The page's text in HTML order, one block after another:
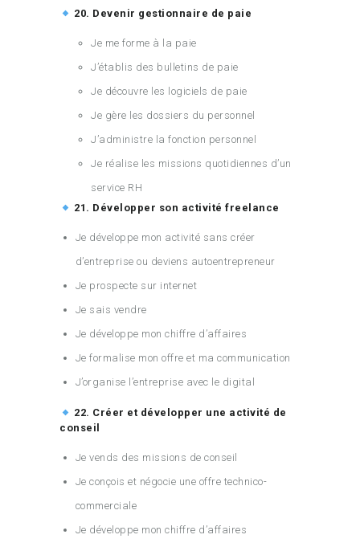
20. Devenir gestionnaire de paie
Je me forme à la paie
J’établis des bulletins de paie
Je découvre les logiciels de paie
Je gère les dossiers du personnel
J’administre la fonction personnel
Je réalise les missions quotidiennes d’un
service RH
21. Développer son activité freelance
Je développe mon activité sans créer
d’entreprise ou deviens autoentrepreneur
Je prospecte sur internet
Je sais vendre
Je développe mon chiffre d’affaires
Je formalise mon offre et ma communication
J’organise l’entreprise avec le digital
22. Créer et développer une activité de
conseil
Je vends des missions de conseil
Je conçois et négocie une offre technico-
commerciale
Je développe mon chiffre d’affaires